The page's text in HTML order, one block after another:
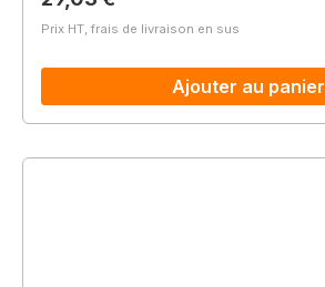
Prix HT, frais de livraison en sus
Ajouter au panier